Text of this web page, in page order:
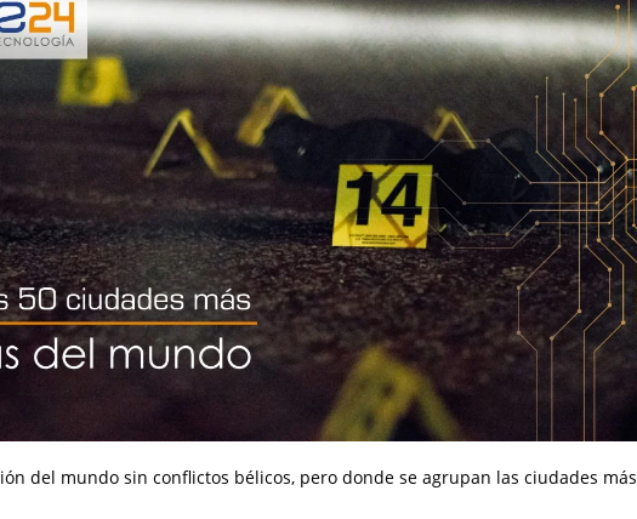
del mundo sin conflictos bélicos, pero donde se agrupan las ciudades más